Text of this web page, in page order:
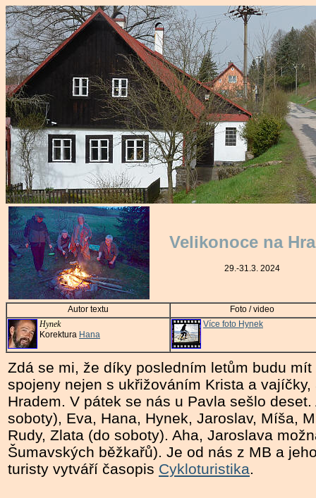
Velikonoce na
29.-31.3. 2024
Autor textu
Foto / video
Hynek
Korektura Hana
Více foto Hynek
Zdá se mi, že díky posledním letům budu
spojeny nejen s ukřižováním Krista a
Hradem. V pátek se nás u Pavla sešlo
soboty), Eva, Hana, Hynek, Jaroslav, Míša,
Rudy, Zlata (do soboty). Aha, Jaroslava
Šumavských běžkařů). Je od nás z MB a
turisty vytváří časopis Cykloturistika.